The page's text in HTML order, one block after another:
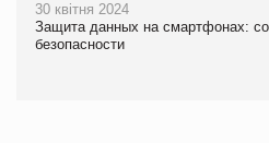
30 квітня 2024
Защита данных на смартфонах:
безопасности